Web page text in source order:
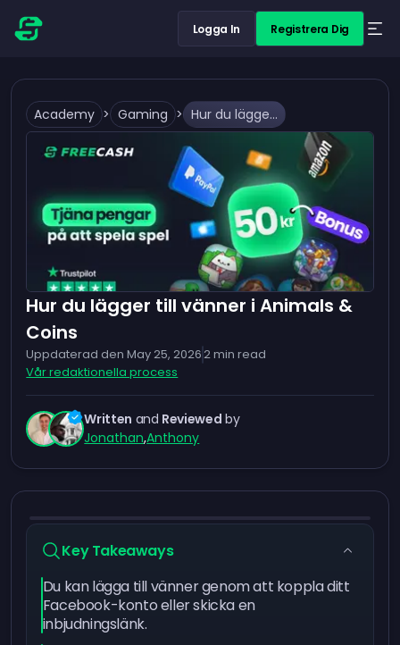
Logga In Registrera Dig
Academy > Gaming > Hur du lägger till vänner i Animals & Coins
Hur du lägger till vänner i Animals &
Coins
Uppdaterad den May 25, 20262min read
Vår redaktionella process
Written and Reviewed by
Jonathan,Anthony
Key Takeaways
Du kan lägga till vänner genom att koppla ditt
Facebook-konto eller skicka en
inbjudningslänk.